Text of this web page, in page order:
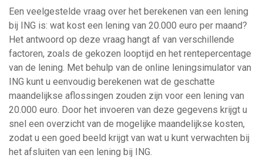
Een veelgestelde vraag over het berekenen van een lening
bij ING is: wat kost een lening van 20.000 euro per maand?
Het antwoord op deze vraag hangt af van verschillende
factoren, zoals de gekozen looptijd en het rentepercentage
van de lening. Met behulp van de online leningsimulator van
ING kunt u eenvoudig berekenen wat de geschatte
maandelijkse aflossingen zouden zijn voor een lening van
20.000 euro. Door het invoeren van deze gegevens krijgt u
snel een overzicht van de mogelijke maandelijkse kosten,
zodat u een goed beeld krijgt van wat u kunt verwachten bij
het afsluiten van een lening bij ING.